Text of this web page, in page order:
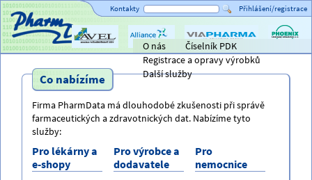
Titulní strana O nás
Číselník PDK
Registrace a opravy výrobků
Další služby
Kontakty Přihlášení/registrace
AVEL Alliance
Healthcare
ViaPharma PHOENIX
Co nabízíme
Firma PharmData má dlouhodobé zkušenosti při správě
farmaceutických a zdravotnických dat. Nabízíme tyto
služby:
Pro lékárny a
e-shopy
Pro výrobce a
dodavatele
Pro
nemocnice